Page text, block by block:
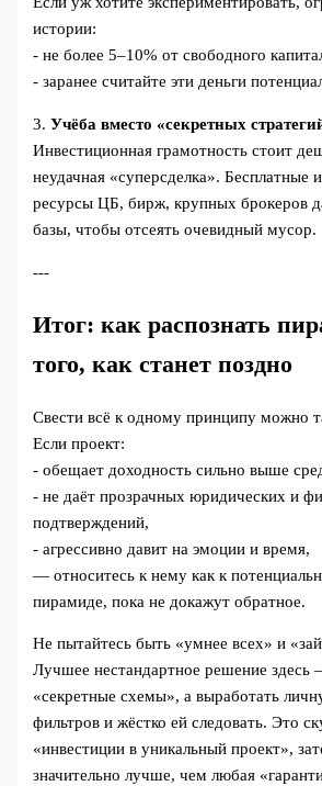
истории:
- не более 5–10% от свободного
- заранее считайте эти деньги
3.Учёба вместо «секретных
Инвестиционная грамотность стоит
неудачная «суперсделка». Бесплатные
ресурсы ЦБ, бирж, крупных брокеров
базы, чтобы отсеять очевидный мусор.
---
Итог: как распознать
того, как станет поздно
Свести всё к одному принципу можно
Если проект:
- обещает доходность сильно выше
- не даёт прозрачных юридических и
подтверждений,
- агрессивно давит на эмоции и время,
— относитесь к нему как к
пирамиде, пока не докажут обратное.
Не пытайтесь быть «умнее всех» и
Лучшее нестандартное решение здесь
«секретные схемы», а выработать
фильтров и жёстко ей следовать. Это
«инвестиции в уникальный проект»,
значительно лучше, чем любая